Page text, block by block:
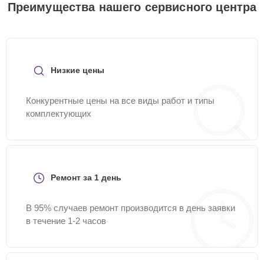
Преимущества нашего сервисного центра
Низкие цены
Конкурентные цены на все виды работ и типы
комплектующих
Ремонт за 1 день
В 95% случаев ремонт производится в день заявки
в течение 1-2 часов